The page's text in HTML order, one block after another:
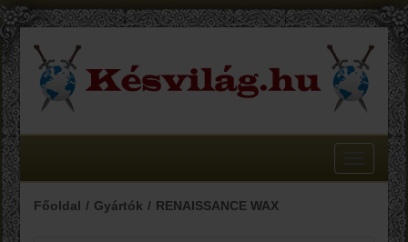
Toggle
Főoldal
Gyártók RENAISSANCE WAX